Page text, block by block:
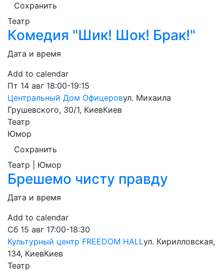
Сохранить
Театр
Комедия "Шик! Шок! Брак!"
Дата и время
Add to calendar
Пт 14 авг 18:00-19:15
Центральный Дом Офицеровул. Михаила
Грушевского, 30/1, КиевКиев
Театр
Юмор
Сохранить
Театр | Юмор
Брешемо чисту правду
Дата и время
Add to calendar
Сб 15 авг 17:00-18:30
Культурный центр FREEDOM HALLул. Кирилловская,
134, КиевКиев
Театр